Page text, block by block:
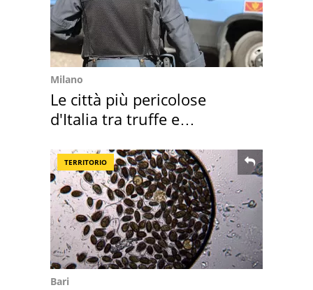
Milano
Le città più pericolose
d'Italia tra truffe e
TERRITORIO
Bari